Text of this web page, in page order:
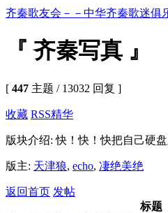
齐秦歌友会－－中华齐秦歌迷俱
『 齐秦写真 』
[ 447 主题 / 13032 回复 ]
收藏 RSS精华
版块介绍: 快！快！快把自己硬
版主: 天津狼, echo, 凄绝美绝
返回首页 发帖
标题